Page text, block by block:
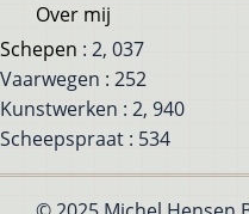
Over mij
Schepen : 2, 037
Vaarwegen : 252
Kunstwerken : 2, 940
Scheepspraat : 534